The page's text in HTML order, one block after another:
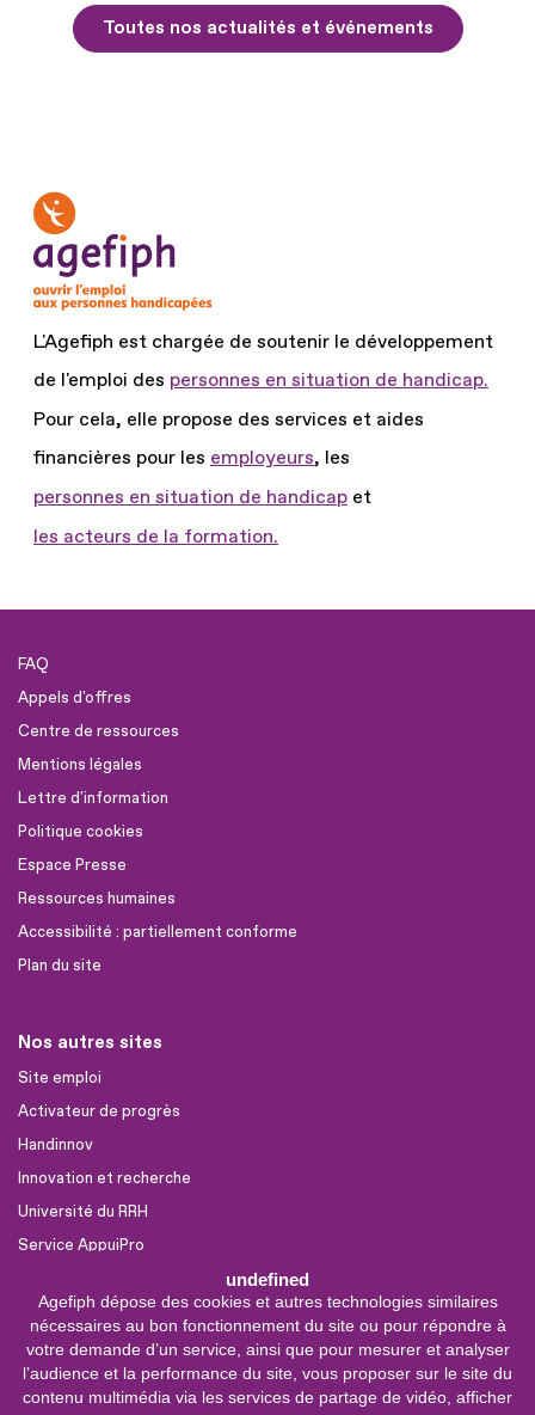
undefined
Agefiph dépose des cookies et autres technologies similaires
nécessaires au bon fonctionnement du site ou pour répondre à
votre demande d’un service, ainsi que pour mesurer et analyser
l’audience et la performance du site, vous proposer sur le site du
contenu multimédia via les services de partage de vidéo, afficher
Toutes nos actualités et événements
L'Agefiph est chargée de soutenir le développement
de l'emploi des personnes en situation de handicap.
Pour cela, elle propose des services et aides
financières pour les employeurs, les
personnes en situation de handicap et
les acteurs de la formation.
FAQ
Appels d'offres
Centre de ressources
Mentions légales
Lettre d'information
Politique cookies
Espace Presse
Ressources humaines
Accessibilité : partiellement conforme
Plan du site
Nos autres sites
Site emploi
Activateur de progrès
Handinnov
Innovation et recherche
Université du RRH
Service AppuiPro
Nous suivre
Youtube
Linkedin